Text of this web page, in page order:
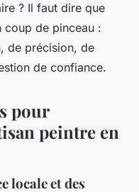
? Il faut dire que
coup de pinceau :
de précision, de
de confiance.
pour
peintre en
locale et des